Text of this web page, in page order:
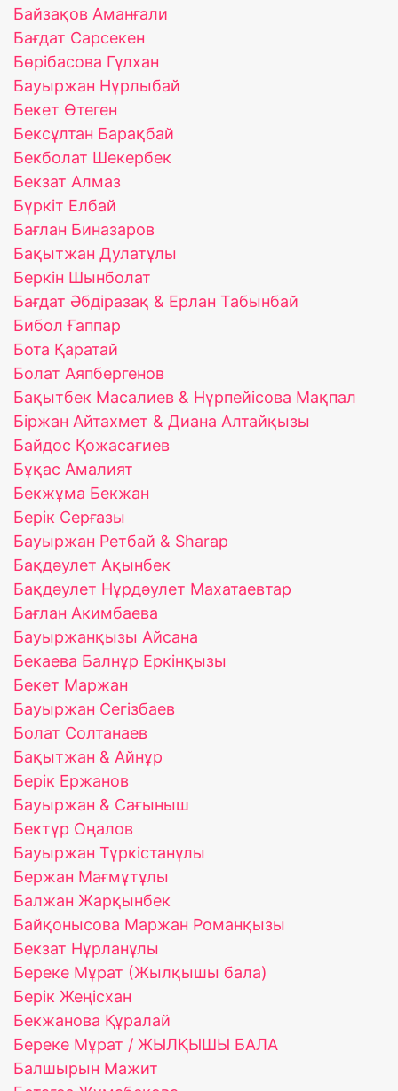
Байзақов Аманғали
Бағдат Сарсекен
Бөрібасова Гүлхан
Бауыржан Нұрлыбай
Бекет Өтеген
Бексұлтан Барақбай
Бекболат Шекербек
Бекзат Алмаз
Бүркіт Елбай
Бағлан Биназаров
Бақытжан Дулатұлы
Беркін Шынболат
Бағдат Әбдіразақ & Ерлан Табынбай
Бибол Ғаппар
Бота Қаратай
Болат Аяпбергенов
Бақытбек Масалиев & Нүрпейісова Мақпал
Біржан Айтахмет & Диана Алтайқызы
Байдос Қожасағиев
Бұқас Амалият
Бекжұма Бекжан
Берік Серғазы
Бауыржан Ретбай & Sharap
Бақдәулет Ақынбек
Бақдәулет Нұрдәулет Махатаевтар
Бағлан Акимбаева
Бауыржанқызы Айсана
Бекаева Балнұр Еркінқызы
Бекет Маржан
Бауыржан Сегізбаев
Болат Солтанаев
Бақытжан & Айнұр
Берік Ержанов
Бауыржан & Сағыныш
Бектұр Оңалов
Бауыржан Түркістанұлы
Бержан Мағмұтұлы
Балжан Жарқынбек
Байқонысова Маржан Романқызы
Бекзат Нұрланұлы
Береке Мұрат (Жылқышы бала)
Берік Жеңісхан
Бекжанова Құралай
Береке Мұрат / ЖЫЛҚЫШЫ БАЛА
Балшырын Мажит